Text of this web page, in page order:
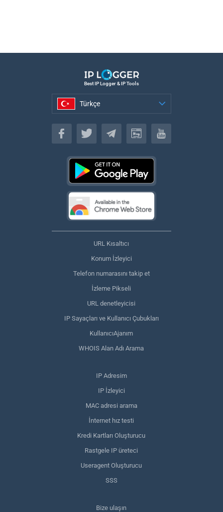
Best IP Logger & IP Tools
Türkçe
Türkçe
URL Kısaltıcı
Konum İzleyici
Telefon numarasını takip et
İzleme Pikseli
URL denetleyicisi
IP Sayaçları ve Kullanıcı Çubukları
KullanıcıAjanım
WHOIS Alan Adı Arama
IP Adresim
IP İzleyici
MAC adresi arama
İnternet hız testi
Kredi Kartları Oluşturucu
Rastgele IP üreteci
Useragent Oluşturucu
SSS
Bize ulaşın